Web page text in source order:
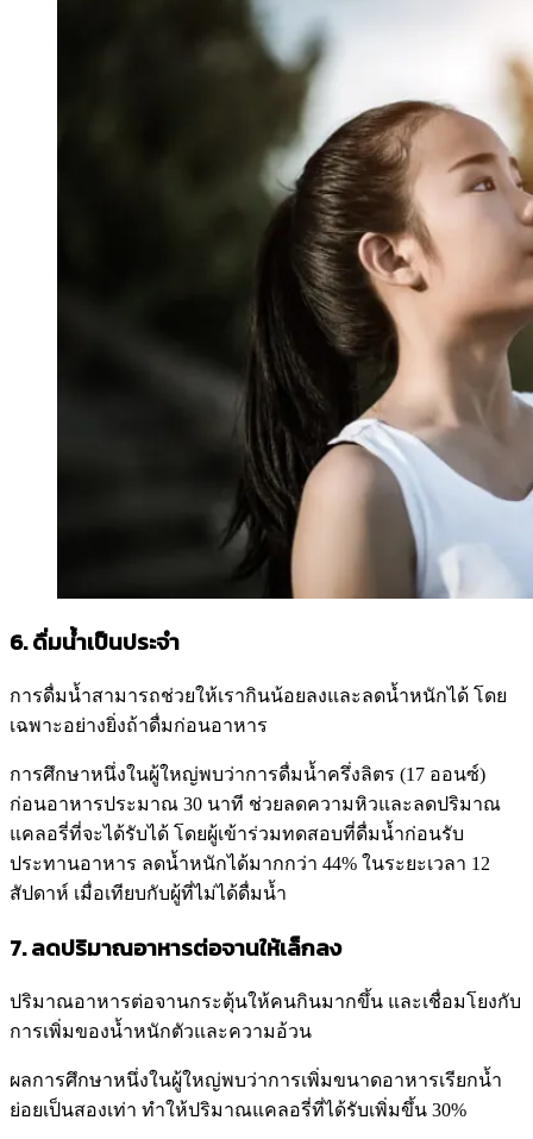
6. ดื่มน้ำเป็นประจำ
การดื่มน้ำสามารถช่วยให้เรากินน้อยลงและลดน้ำหนักได้ โดย
เฉพาะอย่างยิ่งถ้าดื่มก่อนอาหาร
การศึกษาหนึ่งในผู้ใหญ่พบว่าการดื่มน้ำครึ่งลิตร (17 ออนซ์)
ก่อนอาหารประมาณ 30 นาที ช่วยลดความหิวและลดปริมาณ
แคลอรี่ที่จะได้รับได้ โดยผู้เข้าร่วมทดสอบที่ดื่มน้ำก่อนรับ
ประทานอาหาร ลดน้ำหนักได้มากกว่า 44% ในระยะเวลา 12
สัปดาห์ เมื่อเทียบกับผู้ที่ไม่ได้ดื่มน้ำ
7. ลดปริมาณอาหารต่อจานให้เล็กลง
ปริมาณอาหารต่อจานกระตุ้นให้คนกินมากขึ้น และเชื่อมโยงกับ
การเพิ่มของน้ำหนักตัวและความอ้วน
ผลการศึกษาหนึ่งในผู้ใหญ่พบว่าการเพิ่มขนาดอาหารเรียกน้ำ
ย่อยเป็นสองเท่า ทำให้ปริมาณแคลอรี่ที่ได้รับเพิ่มขึ้น 30%